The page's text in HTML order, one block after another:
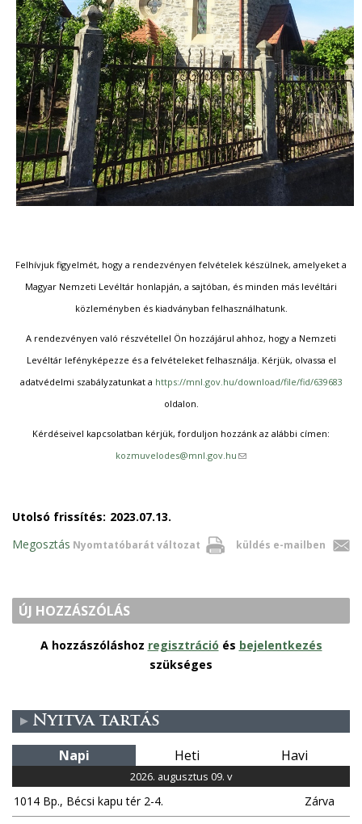
Felhívjuk figyelmét, hogy a rendezvényen felvételek készülnek, amelyeket a
Magyar Nemzeti Levéltár honlapján, a sajtóban, és minden más levéltári
közleményben és kiadványban felhasználhatunk.
A rendezvényen való részvétellel Ön hozzájárul ahhoz, hogy a Nemzeti
Levéltár lefényképezze és a felvételeket felhasználja. Kérjük, olvassa el
adatvédelmi szabályzatunkat a https://mnl.gov.hu/download/file/fid/639683
oldalon.
Kérdéseivel kapcsolatban kérjük, forduljon hozzánk az alábbi címen:
kozmuvelodes@mnl.gov.hu (
k
n
d
s
l
)
Utolsó frissítés: 2023.07.13.
Nyomtatóbarát változat küldés e-mailben
Megosztás
ÚJ HOZZÁSZÓLÁS
A hozzászóláshoz regisztráció és bejelentkezés
szükséges
Nyitva tartás
Napi Heti Havi
2026. augusztus 09. v
1014 Bp., Bécsi kapu tér 2-4.
Zárva